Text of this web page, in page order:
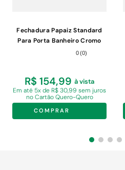
Fechadura Papaiz Standard
Para Porta Banheiro Cromo
Acetinado com Roseta 40mm
0(0)
R$ 154,99 à vista
Em até 5x de R$ 30,99 sem juros
no Cartão Quero-Quero
COMPRAR